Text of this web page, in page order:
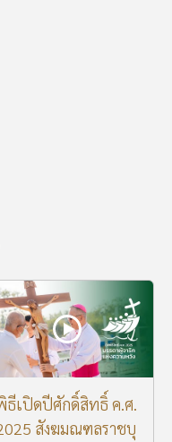
ธีเปิดปีศักดิ์สิทธิ์ ค.ศ.
สังฆมณฑลราชบุ